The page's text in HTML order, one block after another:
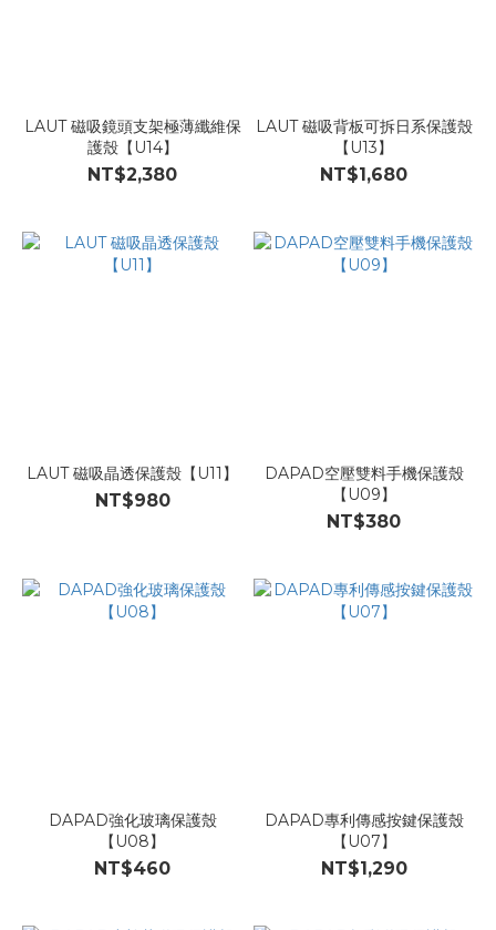
LAUT 磁吸鏡頭支架極薄纖維保
護殼【U14】
NT$2,380
LAUT 磁吸背板可拆日系保護殼
【U13】
NT$1,680
LAUT 磁吸晶透保護殼【U11】
NT$980
DAPAD空壓雙料手機保護殼
【U09】
NT$380
DAPAD強化玻璃保護殼
【U08】
NT$460
DAPAD專利傳感按鍵保護殼
【U07】
NT$1,290